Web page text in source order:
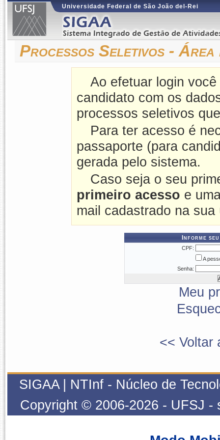
Universidade Federal de São João del-Rei
Processos Seletivos - Área
Ao efetuar login
candidato com os
processos seletivos
Para ter acesso é
passaporte (para
gerada pelo sistema.
Caso seja o seu
primeiro acesso e
mail cadastrado na
Informe
CPF:
A
Senha:
Meu
<< Voltar
SIGAA | NTInf - Núcleo de
Copyright © 2006-2026 - UFSJ